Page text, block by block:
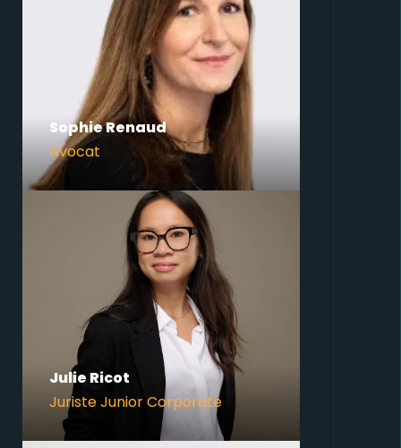
Sophie Renaud
Avocat
Julie Ricot
Juriste Junior Corporate